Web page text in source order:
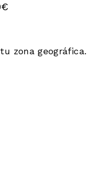
€
zona geográfica.